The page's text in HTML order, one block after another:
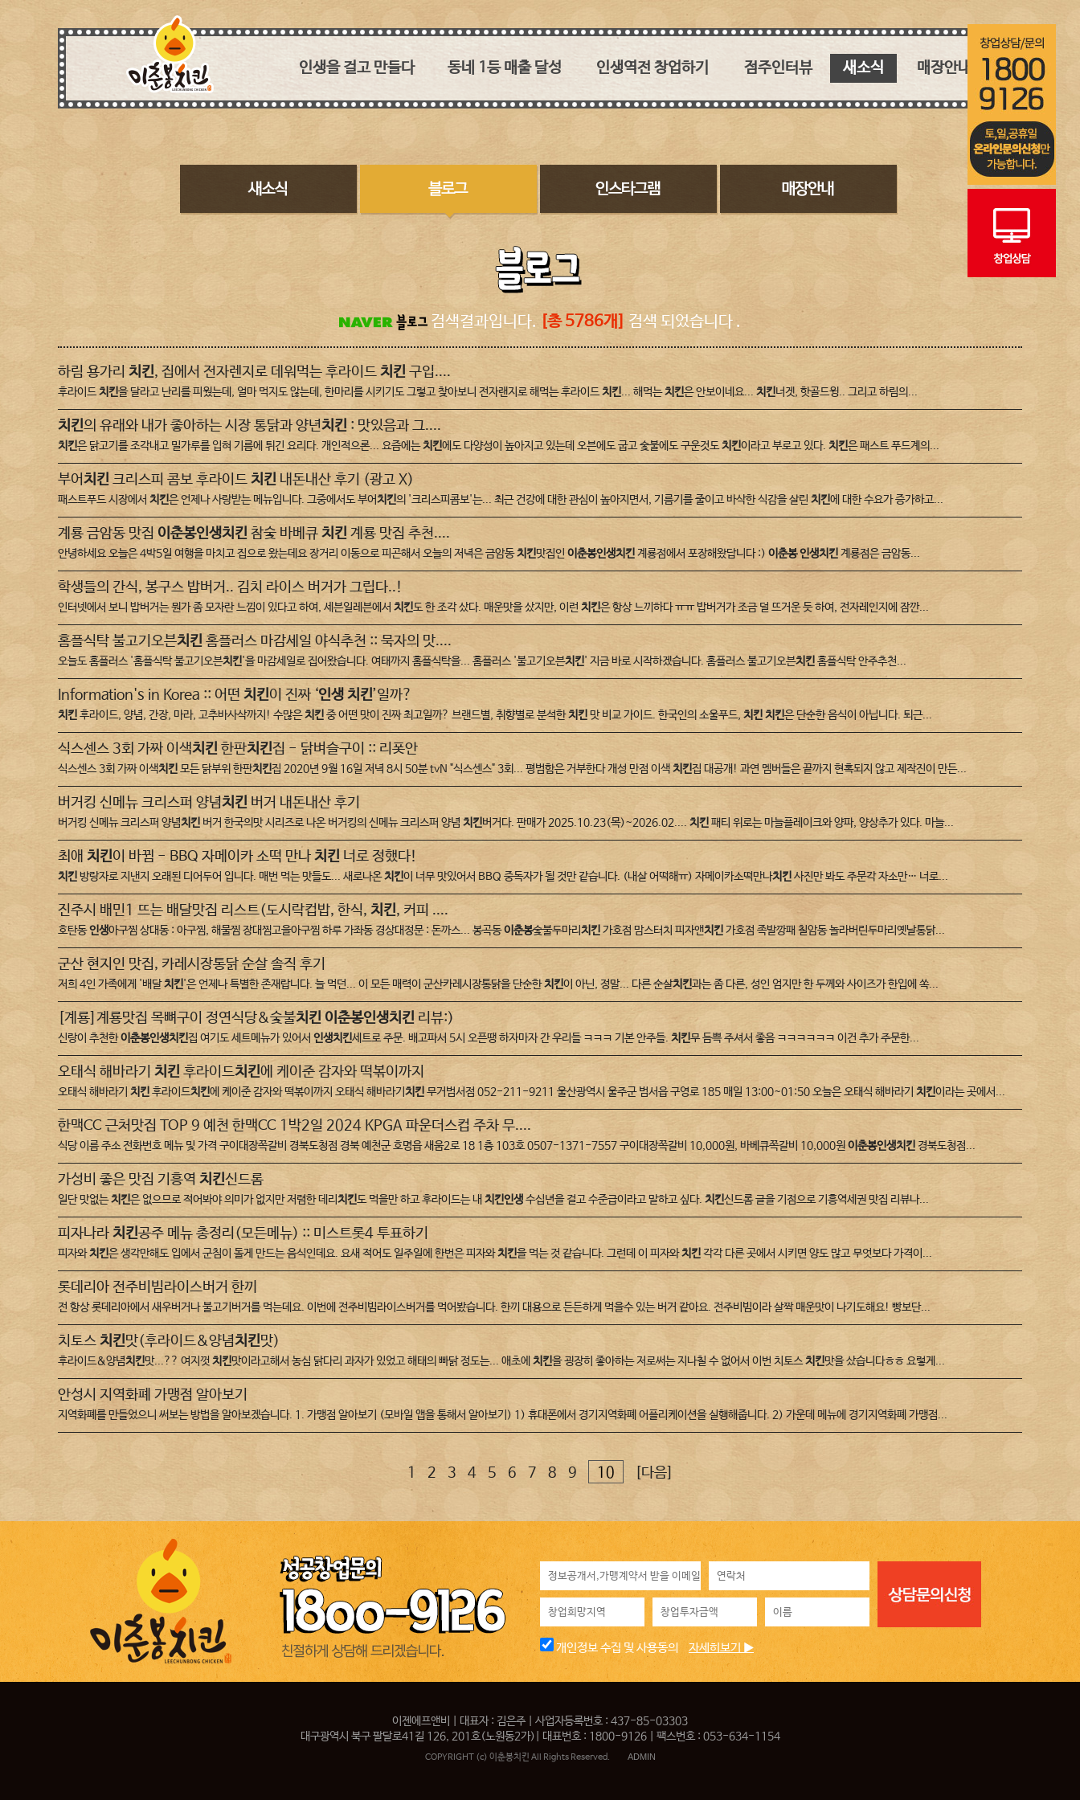
인생을 걸고 만들다
흉내낼 수 없는
동네 1등 매출 달성
레드오션에서 퍼플오션을
두마리 토끼를 잡다
메뉴소개
이춘봉치밥은 신의 한 수
구워낸 치킨은 어떤 점이
인생역전 창업하기
2017 대구치맥페스티벌
농림축산식품부 장관상
오븐기
일반치킨 및 바베큐치킨
vs 이춘봉치킨
점주인터뷰 새소식 매장안내
검색결과입니다. [총 5786개] 검색 되었습니다 .
하림 용가리 치킨, 집에서 전자렌지로 데워먹는 후라이드 치킨 구입....
후라이드치킨을 달라고 난리를 피웠는데, 얼마 먹지도 않는데, 한마리를 시키기도 그렇고 찾아보니 전자랜지로 해먹는 후라이드치킨... 해먹는치킨은 안보이네요... 치킨너겟, 핫골드윙.. 그리고 하림의...
치킨의 유래와 내가 좋아하는 시장 통닭과 양년치킨 : 맛있음과 그....
치킨은 닭고기를 조각내고 밀가루를 입혀 기름에 튀긴 요리다. 개인적으론... 요즘에는치킨에도 다양성이 높아지고 있는데 오븐에도 굽고 숯불에도 구운것도치킨이라고 부로고 있다. 치킨은 패스트 푸드계의...
부어치킨 크리스피 콤보 후라이드 치킨 내돈내산 후기 (광고 X)
패스트푸드 시장에서 치킨은 언제나 사랑받는 메뉴입니다. 그중에서도 부어치킨의 '크리스피콤보'는... 최근 건강에 대한 관심이 높아지면서, 기름기를 줄이고 바삭한 식감을 살린 치킨에 대한 수요가 증가하고...
계룡 금암동 맛집 이춘봉인생치킨 참숯 바베큐 치킨 계룡 맛집 추천....
안녕하세요 오늘은 4박5일 여행을 마치고 집으로 왔는데요 장거리 이동으로 피곤해서 오늘의 저녁은 금암동치킨맛집인 이춘봉인생치킨계룡점에서 포장해왔답니다 :) 이춘봉 인생치킨계룡점은 금암동...
학생들의 간식, 봉구스 밥버거.. 김치 라이스 버거가 그립다..!
인터넷에서 보니 밥버거는 뭔가 좀 모자란 느낌이 있다고 하여, 세븐일레븐에서 치킨도 한 조각 샀다. 매운맛을 샀지만, 이런 치킨은 항상 느끼하다 ㅠㅠ 밥버거가 조금 덜 뜨거운 듯 하여, 전자레인지에 잠깐...
홈플식탁 불고기오븐치킨 홈플러스 마감세일 야식추천 :: 묵자의 맛....
오늘도 홈플러스 '홈플식탁 불고기오븐치킨'을 마감세일로 집어왔습니다. 여태까지 홈플식탁을... 홈플러스 '불고기오븐치킨' 지금 바로 시작하겠습니다. 홈플러스 불고기오븐치킨홈플식탁 안주추천...
Information's in Korea :: 어떤 치킨이 진짜 ‘인생 치킨’일까?
치킨후라이드, 양념, 간장, 마라, 고추바사삭까지! 수많은치킨중 어떤 맛이 진짜 최고일까? 브랜드별, 취향별로 분석한치킨맛 비교 가이드. 한국인의 소울푸드, 치킨치킨은 단순한 음식이 아닙니다. 퇴근...
식스센스 3회 가짜 이색치킨 한판치킨집 - 닭벼슬구이 :: 리폿안
식스센스 3회 가짜 이색치킨모든 닭부위 한판치킨집 2020년 9월 16일 저녁 8시 50분 tvN "식스센스" 3회... 평범함은 거부한다 개성 만점 이색치킨집 대공개! 과연 멤버들은 끝까지 현혹되지 않고 제작진이 만든...
버거킹 신메뉴 크리스퍼 양념치킨 버거 내돈내산 후기
버거킹 신메뉴 크리스퍼 양념치킨 버거 한국의맛 시리즈로 나온 버거킹의 신메뉴 크리스퍼 양념 치킨버거다. 판매가 2025.10.23(목)~2026.02.... 치킨패티 위로는 마늘플레이크와 양파, 양상추가 있다. 마늘...
최애 치킨이 바뀜 - BBQ 자메이카 소떡 만나 치킨 너로 정했다!
치킨방랑자로 지낸지 오래된 디어두어 입니다. 매번 먹는 맛들도... 새로나온치킨이 너무 맛있어서 BBQ 중독자가 될 것만 같습니다. (내살 어떡해ㅠ) 자메이카소떡만나치킨사진만 봐도 주문각 자소만… 너로...
진주시 배민1 뜨는 배달맛집 리스트(도시락컵밥, 한식, 치킨, 커피 ....
호탄동인생아구찜 상대동 : 아구찜, 해물찜 장대찜고을아구찜 하루 가좌동 경상대정문 : 돈까스... 봉곡동이춘봉숯불두마리치킨가호점 맘스터치 피자앤치킨가호점 족발깡패 칠암동 놀라버린두마리옛날통닭...
군산 현지인 맛집, 카레시장통닭 순살 솔직 후기
저희 4인 가족에게 '배달치킨'은 언제나 특별한 존재랍니다. 늘 먹던... 이 모든 매력이 군산카레시장통닭을 단순한치킨이 아닌, 정말... 다른 순살치킨과는 좀 다른, 성인 엄지만 한 두께와 사이즈가 한입에 쏙...
[계룡]계룡맛집 목뼈구이 정연식당&숯불치킨 이춘봉인생치킨 리뷰:)
신랑이 추천한이춘봉인생치킨집 여기도 세트메뉴가 있어서 인생치킨세트로 주문. 배고파서 5시 오픈땡 하자마자 간 우리들 ㅋㅋㅋ 기본 안주들. 치킨무 듬쁙 주셔서 좋음 ㅋㅋㅋㅋㅋㅋ 이건 추가 주문한...
오태식 해바라기 치킨 후라이드치킨에 케이준 감자와 떡볶이까지
오태식 해바라기 치킨후라이드치킨에 케이준 감자와 떡볶이까지 오태식 해바라기 치킨무거범서점 052-211-9211 울산광역시 울주군 범서읍 구영로 185 매일 13:00~01:50 오늘은 오태식 해바라기 치킨이라는 곳에서...
한맥CC 근처맛집 TOP 9 예천 한맥CC 1박2일 2024 KPGA 파운더스컵 주차 무....
식당 이름 주소 전화번호 메뉴 및 가격 구이대장쪽갈비 경북도청점 경북 예천군 호명읍 새움2로 18 1층 103호 0507-1371-7557 구이대장쪽갈비 10,000원, 바베큐쪽갈비 10,000원이춘봉인생치킨 경북도청점...
가성비 좋은 맛집 기흥역 치킨신드롬
일단 맛없는치킨은 없으므로 적어봐야 의미가 없지만 저렴한 데리치킨도 먹을만 하고 후라이드는 내 치킨인생수십년을 걸고 수준급이라고 말하고 싶다. 치킨신드롬 글을 기점으로 기흥역세권 맛집 리뷰나...
피자나라 치킨공주 메뉴 총정리(모든메뉴) :: 미스트롯4 투표하기
피자와치킨은 생각만해도 입에서 군침이 돌게 만드는 음식인데요. 요새 적어도 일주일에 한번은 피자와치킨을 먹는 것 같습니다. 그런데 이 피자와치킨각각 다른 곳에서 시키면 양도 많고 무엇보다 가격이...
롯데리아 전주비빔라이스버거 한끼
전 항상 롯데리아에서 새우버거나 불고기버거를 먹는데요. 이번에 전주비빔라이스버거를 먹어봤습니다. 한끼 대용으로 든든하게 먹을수 있는 버거 같아요. 전주비빔이라 살짝 매운맛이 나기도해요! 빵보단...
치토스 치킨맛(후라이드&양념치킨맛)
후라이드&양념치킨맛...?? 여지껏 치킨맛이라고해서 농심 닭다리 과자가 있었고 해태의 빠닭 정도는... 애초에 치킨을 굉장히 좋아하는 저로써는 지나칠 수 없어서 이번 치토스치킨맛을 샀습니다ㅎㅎ 요렇게...
안성시 지역화폐 가맹점 알아보기
지역화폐를 만들었으니 써보는 방법을 알아보겠습니다. 1. 가맹점 알아보기 (모바일 앱을 통해서 알아보기) 1) 휴대폰에서 경기지역화폐 어플리케이션을 실행해줍니다. 2) 가운데 메뉴에 경기지역화폐 가맹점...
1 2 3 4 5 6 7 8 9 10 [다음]
개인정보 수집 및 사용동의 자세히보기 ▶
이젠에프앤비 | 대표자 : 김은주 | 사업자등록번호 : 437-85-03303
대구광역시 북구 팔달로41길 126, 201호(노원동2가)| 대표번호 : 1800-9126 | 팩스번호 : 053-634-1154
COPYRIGHT (c) 이춘봉치킨 All Rights Reserved. ADMIN